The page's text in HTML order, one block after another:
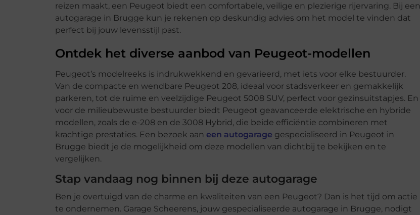
reizen maakt, een Peugeot biedt een comfortabele, veilige en plezierige rijervaring. Bij een
autogarage in Brugge kun je rekenen op deskundig advies om het model te vinden dat
perfect bij jouw levensstijl past.
Ontdek het diverse aanbod van Peugeot-modellen
Peugeot’s modelreeks is indrukwekkend en gevarieerd, met iets voor elke bestuurder.
Van de compacte en wendbare Peugeot 208, ideaal voor stadsverkeer en gemakkelijk
parkeren, tot de ruime en veelzijdige Peugeot 5008 SUV, perfect voor gezinsuitstapjes. En
voor de milieubewuste bestuurder biedt Peugeot geavanceerde elektrische en hybride
modellen, zoals de e-208 en de 3008 Hybrid, die beide efficiëntie combineren met
krachtige prestaties. Een bezoek aan een autogarage gespecialiseerd in Peugeot in
Brugge biedt je de mogelijkheid om deze modellen van dichtbij te bekijken en te
vergelijken.
Stap vandaag nog binnen bij deze autogarage
Ben je overtuigd van de charme en kwaliteiten van een Peugeot? Dan is het tijd om actie
te ondernemen. Garage Scheerens, jouw gespecialiseerde autogarage in Brugge, nodigt